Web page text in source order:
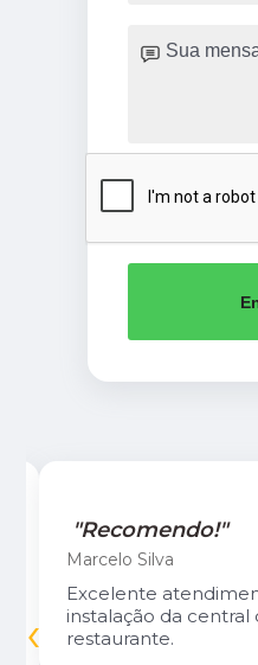
"Recomendo!"
Marcelo Silva
Excelente
instalação da central
restaurante.
‹